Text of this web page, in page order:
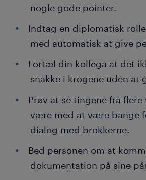
nogle gode pointer.
Indtag en diplomatisk
med automatisk at give
Fortæl din kollega at det
snakke i krogene uden at
Prøv at se tingene fra
være med at være bange
dialog med brokkerne.
Bed personen om at
dokumentation på sine